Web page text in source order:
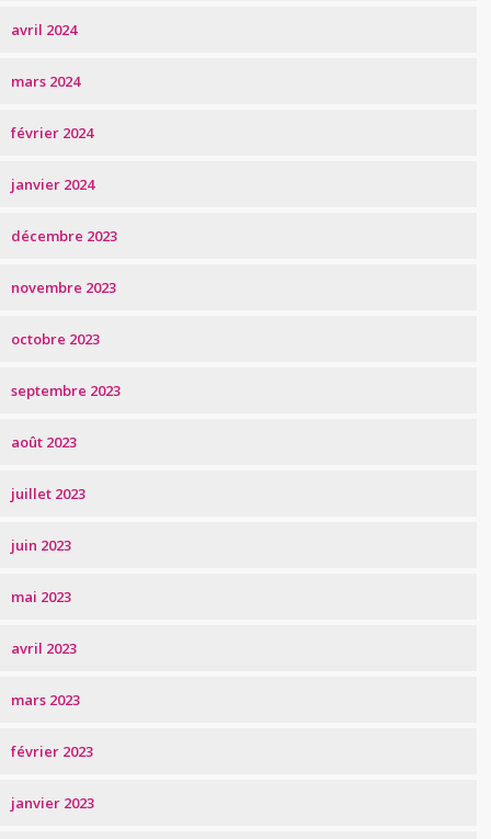
avril 2024
mars 2024
février 2024
janvier 2024
décembre 2023
novembre 2023
octobre 2023
septembre 2023
août 2023
juillet 2023
juin 2023
mai 2023
avril 2023
mars 2023
février 2023
janvier 2023